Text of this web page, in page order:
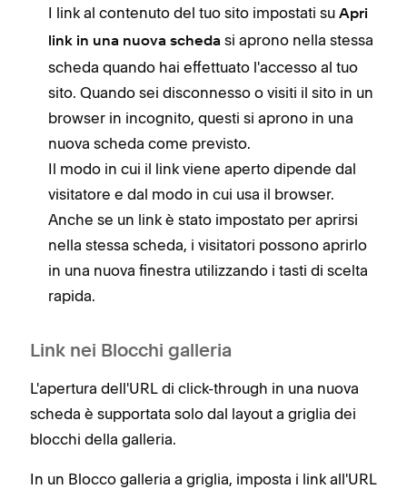
I link al contenuto del tuo sito impostati su Apri
link in una nuova scheda si aprono nella stessa
scheda quando hai effettuato l'accesso al tuo
sito. Quando sei disconnesso o visiti il sito in un
browser in incognito, questi si aprono in una
nuova scheda come previsto.
Il modo in cui il link viene aperto dipende dal
visitatore e dal modo in cui usa il browser.
Anche se un link è stato impostato per aprirsi
nella stessa scheda, i visitatori possono aprirlo
in una nuova finestra utilizzando i tasti di scelta
rapida.
Link nei Blocchi galleria
L'apertura dell'URL di click-through in una nuova
scheda è supportata solo dal layout a griglia dei
blocchi della galleria.
In un Blocco galleria a griglia, imposta i link all'URL